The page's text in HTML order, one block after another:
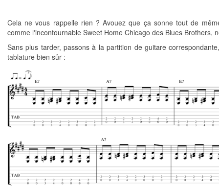
Cela ne vous rappelle rien ? Avouez que ça sonne tout de
comme l'incontournable Sweet Home Chicago des Blues Brothers,
Sans plus tarder, passons à la partition de guitare
tablature bien sûr :